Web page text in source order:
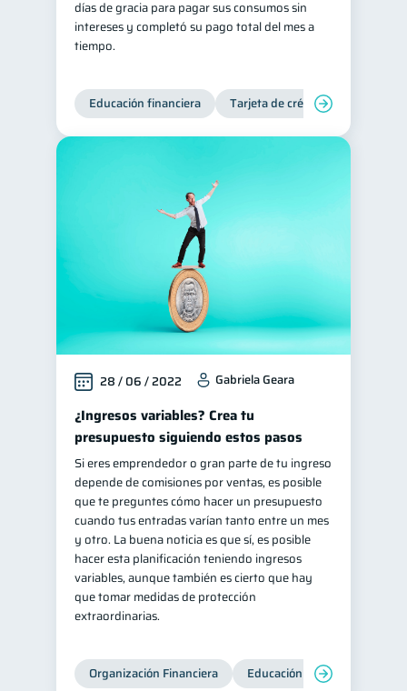
días de gracia para pagar sus consumos sin
intereses y completó su pago total del mes a
tiempo.
Educación financiera Tarjeta de crédito
28 / 06 / 2022 Gabriela Geara
¿Ingresos variables? Crea tu
presupuesto siguiendo estos pasos
Si eres emprendedor o gran parte de tu ingreso
depende de comisiones por ventas, es posible
que te preguntes cómo hacer un presupuesto
cuando tus entradas varían tanto entre un mes
y otro. La buena noticia es que sí, es posible
hacer esta planificación teniendo ingresos
variables, aunque también es cierto que hay
que tomar medidas de protección
extraordinarias.
Organización Financiera Educación financiera